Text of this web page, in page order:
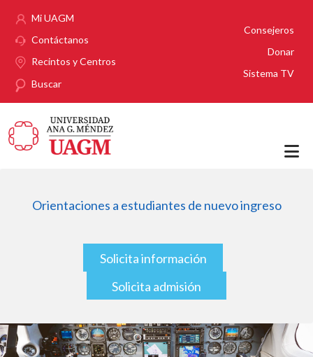
Mi UAGM
Contáctanos
Recintos y Centros
Buscar
Consejeros
Donar
Sistema TV
Orientaciones a estudiantes de nuevo ingreso
Solicita información
Solicita admisión
Imagen